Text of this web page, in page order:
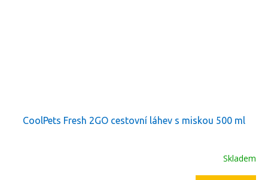
CoolPets Fresh 2GO cestovní láhev s miskou 500 ml
Skladem